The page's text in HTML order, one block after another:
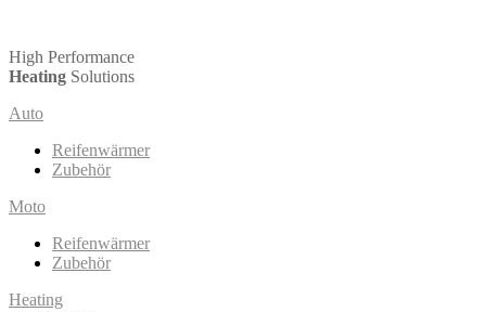
High Performance
Heating Solutions
Auto
Reifenwärmer
Zubehör
Moto
Reifenwärmer
Zubehör
Heating